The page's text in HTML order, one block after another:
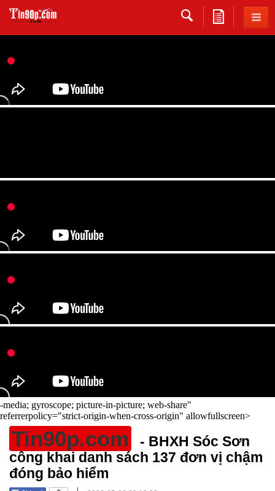
-media; gyroscope; picture-in-picture; web-share"
referrerpolicy="strict-origin-when-cross-origin" allowfullscreen>
Tin90p.com
- BHXH Sóc Sơn
công khai danh sách 137 đơn vị chậm
đóng bảo hiểm